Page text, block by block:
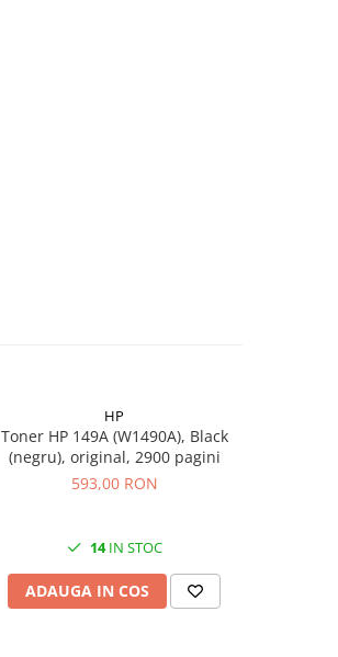
HP
Toner HP 149A (W1490A), Black
(negru), original, 2900 pagini
593,00 RON
14IN STOC
ADAUGA IN COS